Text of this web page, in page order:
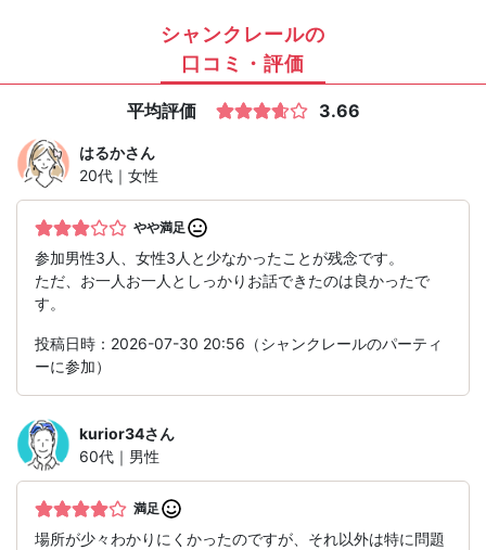
シャンクレールの
口コミ・評価
平均評価 3.66
はるかさん
20代｜女性
やや満足
参加男性3人、女性3人と少なかったことが残念です。
ただ、お一人お一人としっかりお話できたのは良かったで
す。
投稿日時：2026-07-30 20:56（シャンクレールのパーティ
ーに参加）
kurior34さん
60代｜男性
満足
場所が少々わかりにくかったのですが、それ以外は特に問題